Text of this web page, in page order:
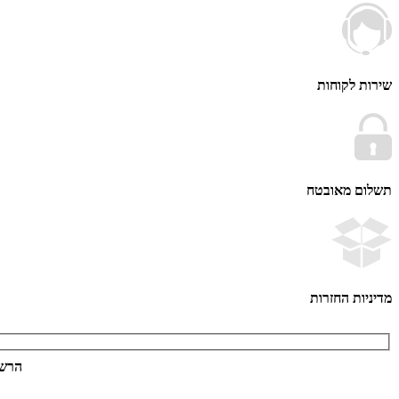
שירות לקוחות
תשלום מאובטח
מדיניות החזרות